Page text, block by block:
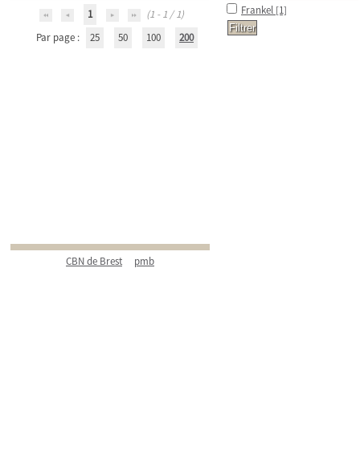
1
(1 - 1 / 1)
Par page :
25 50 100 200
CBN de Brest pmb
Frankel [1]